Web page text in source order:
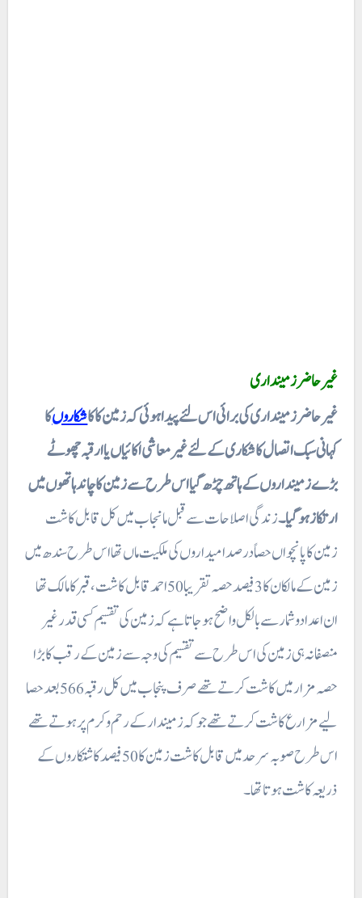
غیر حاضر زمینداری
غیر حاضر زمینداری کی برائی اس لئے پیدا ہوئی کہ زمین کا کاشکاروںکا
کہانی سبک اتصال کا شکاری کے لئے غیر معاشی اکائیاں یا ارقبہ چھوٹے
بڑے زمینداروں کے ہاتھ چڑھ گیا اس طرح سے زمین کا چاند ہاتھوں میں
ارتکاز ہو گیا۔زندگی اصلاحات سے قبل ما نجاب میں کل قابل کاشت
زمین کا پانچواں حصاً در صد امیداروں کی ملکیت ماں تھا اس طرح سندھ میں
زمین کے مالکان کا 3 فیصد حصہ تقریبا 50 احمد قابل کاشت، قبر کا مالک تھا
ان اعدادو شمار سے بالکل واضح ہو جاتا ہے کہ زمین کی تقسیم کسی قدر غیر
منصفانہ ہی زمین کی اس طرح سے تقسیم کی وجہ سے زمین کے رقب کا بڑا
حصہ مزار میں کاشت کرتے تھے صرف پنجاب میں کل رقبہ 6 56 بعد حصا
لیے مزارع کاشت کرتے تھے جو کہ زمیندار کے رحم و کرم پر ہوتے تھے
اس طرح صوبہ سرحد میں قابل کاشت زمین کا 50 فیصد کا شتکاروں کے
ذریعہ کاشت ہوتا تھا۔